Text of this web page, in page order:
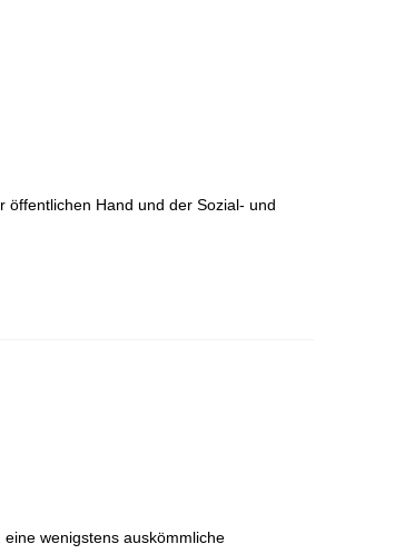
öffentlichen Hand und der Sozial- und
wenigstens auskömmliche